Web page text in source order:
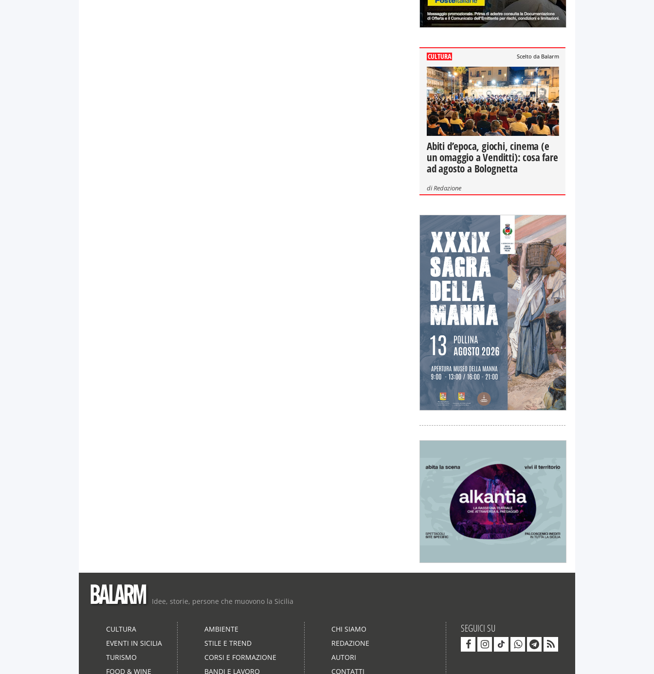
CULTURA Scelto da Balarm
Abiti d’epoca, giochi, cinema (e
un omaggio a Venditti): cosa fare
ad agosto a Bolognetta
diRedazione
Idee, storie, persone che muovono la Sicilia
CULTURA
EVENTI IN SICILIA
TURISMO
FOOD & WINE
AMBIENTE
STILE E TREND
CORSI E FORMAZIONE
BANDI E LAVORO
CHI SIAMO
REDAZIONE
AUTORI
CONTATTI
SEGUICI SU